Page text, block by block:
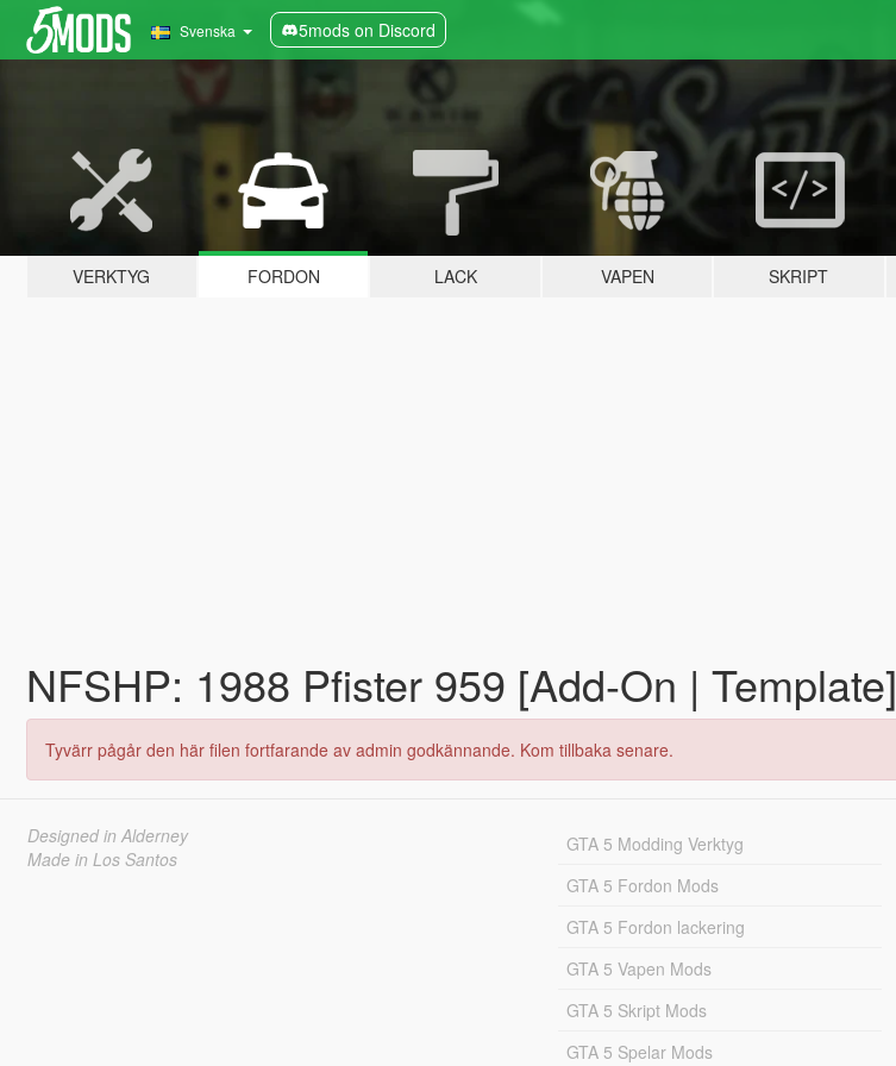
Svenska 5mods on Discord
VERKTYG FORDON LACK VAPEN SKRIPT
NFSHP: 1988 Pfister 959 [Add-On | Template]
Tyvärr pågår den här filen fortfarande av admin godkännande. Kom tillbaka senare.
Designed in Alderney
Made in Los Santos
GTA 5 Modding Verktyg
GTA 5 Fordon Mods
GTA 5 Fordon lackering
GTA 5 Vapen Mods
GTA 5 Skript Mods
GTA 5 Spelar Mods